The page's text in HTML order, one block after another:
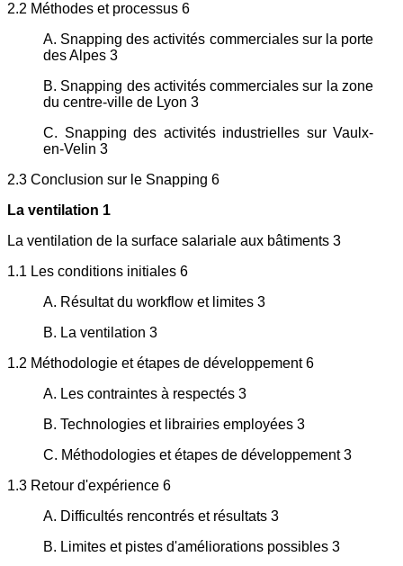
2.2 Méthodes et processus 6
A. Snapping des activités commerciales sur la porte
des Alpes 3
B. Snapping des activités commerciales sur la zone
du centre-ville de Lyon 3
C. Snapping des activités industrielles sur Vaulx-
en-Velin 3
2.3 Conclusion sur le Snapping 6
La ventilation 1
La ventilation de la surface salariale aux bâtiments 3
1.1 Les conditions initiales 6
A. Résultat du workflow et limites 3
B. La ventilation 3
1.2 Méthodologie et étapes de développement 6
A. Les contraintes à respectés 3
B. Technologies et librairies employées 3
C. Méthodologies et étapes de développement 3
1.3 Retour d'expérience 6
A. Difficultés rencontrés et résultats 3
B. Limites et pistes d'améliorations possibles 3